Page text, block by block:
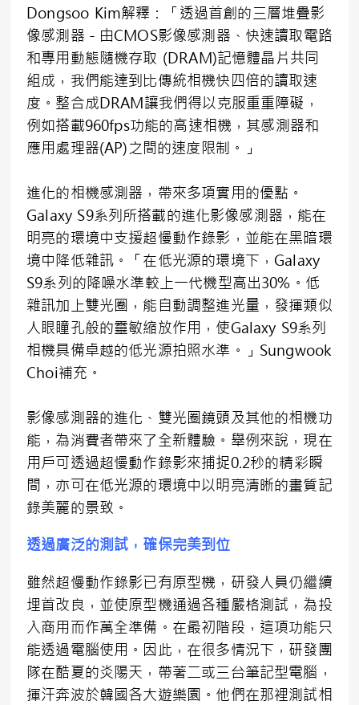
Dongsoo Kim解釋：「透過首創的三層堆疊影
像感測器－由CMOS影像感測器、快速讀取電路
和專用動態隨機存取 (DRAM)記憶體晶片共同
組成，我們能達到比傳統相機快四倍的讀取速
度。整合成DRAM讓我們得以克服重重障礙，
例如搭載960fps功能的高速相機，其感測器和
應用處理器(AP)之間的速度限制。」
進化的相機感測器，帶來多項實用的優點。
Galaxy S9系列所搭載的進化影像感測器，能在
明亮的環境中支援超慢動作錄影，並能在黑暗環
境中降低雜訊。「在低光源的環境下，Galaxy
S9系列的降噪水準較上一代機型高出30%。低
雜訊加上雙光圈，能自動調整進光量，發揮類似
人眼瞳孔般的靈敏縮放作用，使Galaxy S9系列
相機具備卓越的低光源拍照水準。」Sungwook
Choi補充。
影像感測器的進化、雙光圈鏡頭及其他的相機功
能，為消費者帶來了全新體驗。舉例來說，現在
用戶可透過超慢動作錄影來捕捉0.2秒的精彩瞬
間，亦可在低光源的環境中以明亮清晰的畫質記
錄美麗的景致。
透過廣泛的測試，確保完美到位
雖然超慢動作錄影已有原型機，研發人員仍繼續
埋首改良，並使原型機通過各種嚴格測試，為投
入商用而作萬全準備。在最初階段，這項功能只
能透過電腦使用。因此，在很多情況下，研發團
隊在酷夏的炎陽天，帶著二或三台筆記型電腦，
揮汗奔波於韓國各大遊樂園。他們在那裡測試相